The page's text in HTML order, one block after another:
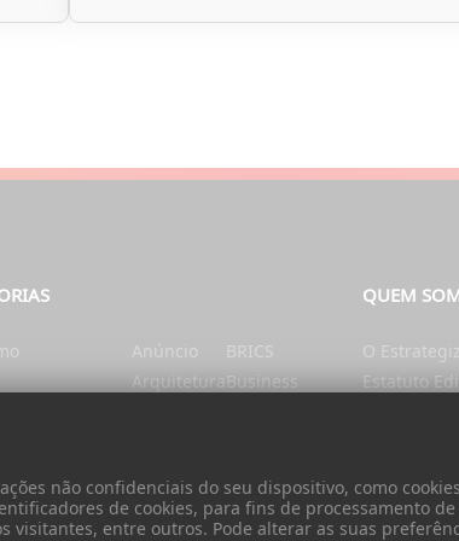
não confidenciais do seu dispositivo, como
de cookies, para fins de processamento
visitantes, entre outros. Pode alterar as suas
Anúncio
Arquitetura
BRICS
Business
Cidadania
QUEM
O
Estatuto